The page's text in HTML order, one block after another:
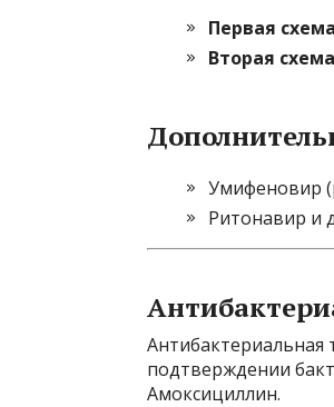
Первая схема
Вторая схема
Умифеновир
Ритонавир и
Антибактериальная
подтверждении
Амоксициллин.